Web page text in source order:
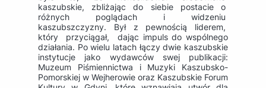
kaszubskie, zbliżając do siebie postacie o
różnych poglądach i widzeniu
kaszubszczyzny. Był z pewnością liderem,
który przyciągał, dając impuls do wspólnego
działania. Po wielu latach łączy dwie kaszubskie
instytucje jako wydawców swej publikacji:
Muzeum Piśmiennictwa i Muzyki Kaszubsko-
Pomorskiej w Wejherowie oraz Kaszubskie Forum